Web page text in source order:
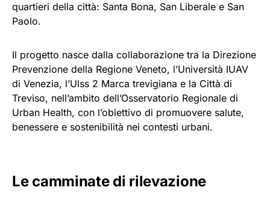
quartieri della città: Santa Bona, San Liberale e San
Paolo.
Il progetto nasce dalla collaborazione tra la Direzione
Prevenzione della Regione Veneto, l’Università IUAV
di Venezia, l’Ulss 2 Marca trevigiana e la Città di
Treviso, nell’ambito dell’Osservatorio Regionale di
Urban Health, con l’obiettivo di promuovere salute,
benessere e sostenibilità nei contesti urbani.
Le camminate di rilevazione